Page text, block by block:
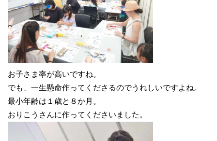
お子さま率が高いですね。
でも、一生懸命作ってくださるのでうれしいですよね。
最小年齢は１歳と８か月。
おりこうさんに作ってくださいました。